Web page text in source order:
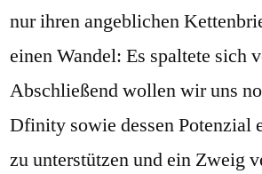
nur ihren angeblichen
einen Wandel: Es spaltete sich
Abschließend wollen wir uns
Dfinity sowie dessen Potenzial
zu unterstützen und ein Zweig